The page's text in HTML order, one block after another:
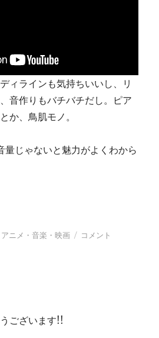
ィラインも気持ちいいし、リ
音作りもバチバチだし。ピア
か、鳥肌モノ。
量じゃないと魅力がよくわから
ニメ・音楽・映画
tn-
コメント
ございます!!